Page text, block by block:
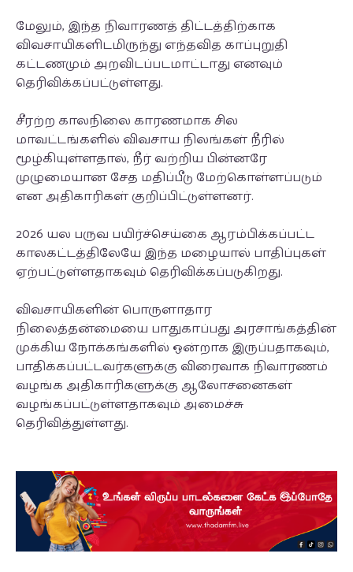
மேலும், இந்த நிவாரணத் திட்டத்திற்காக
விவசாயிகளிடமிருந்து எந்தவித காப்புறுதி
கட்டணமும் அறவிடப்படமாட்டாது எனவும்
தெரிவிக்கப்பட்டுள்ளது.
சீரற்ற காலநிலை காரணமாக சில
மாவட்டங்களில் விவசாய நிலங்கள் நீரில்
மூழ்கியுள்ளதால், நீர் வற்றிய பின்னரே
முழுமையான சேத மதிப்பீடு மேற்கொள்ளப்படும்
என அதிகாரிகள் குறிப்பிட்டுள்ளனர்.
2026 யல பருவ பயிர்ச்செய்கை ஆரம்பிக்கப்பட்ட
காலகட்டத்திலேயே இந்த மழையால் பாதிப்புகள்
ஏற்பட்டுள்ளதாகவும் தெரிவிக்கப்படுகிறது.
விவசாயிகளின் பொருளாதார
நிலைத்தன்மையை பாதுகாப்பது அரசாங்கத்தின்
முக்கிய நோக்கங்களில் ஒன்றாக இருப்பதாகவும்,
பாதிக்கப்பட்டவர்களுக்கு விரைவாக நிவாரணம்
வழங்க அதிகாரிகளுக்கு ஆலோசனைகள்
வழங்கப்பட்டுள்ளதாகவும் அமைச்சு
தெரிவித்துள்ளது.